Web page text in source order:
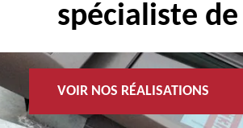
spécialiste
VOIR NOS RÉALISATIONS